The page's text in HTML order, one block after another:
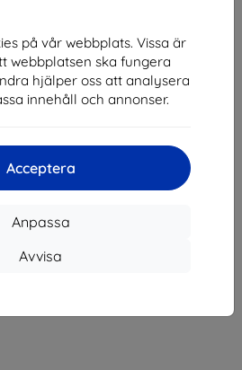
på vår webbplats. Vissa är
webbplatsen ska fungera
hjälper oss att analysera
innehåll och annonser.
Acceptera
Anpassa
Avvisa
46701494
SK2023549671